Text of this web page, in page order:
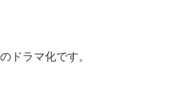
ドラマ化です。